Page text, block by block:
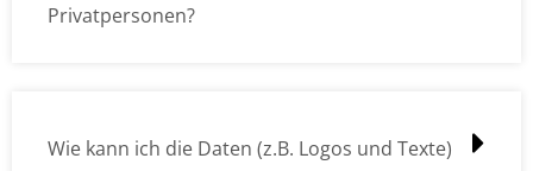
Privatpersonen?
Wie kann ich die Daten (z.B. Logos und Texte)